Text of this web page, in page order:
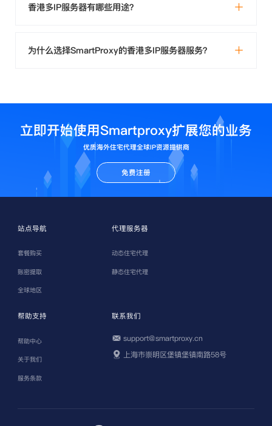
香港多IP服务器有哪些用途？
为什么选择SmartProxy的香港多IP服务器服务？
立即开始使用Smartproxy扩展您的业务
优质海外住宅代理全球IP资源提供商
免费注册
站点导航
套餐购买
账密提取
全球地区
代理服务器
动态住宅代理
静态住宅代理
帮助支持
帮助中心
关于我们
服务条款
联系我们
support@smartproxy.cn
上海市崇明区堡镇堡镇南路58号